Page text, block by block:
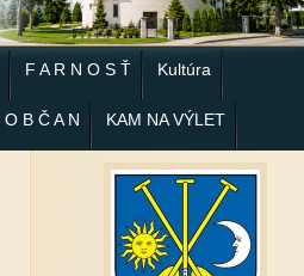
F A R N O S Ť Kultúra
O B Č A N KAM NA VÝLET